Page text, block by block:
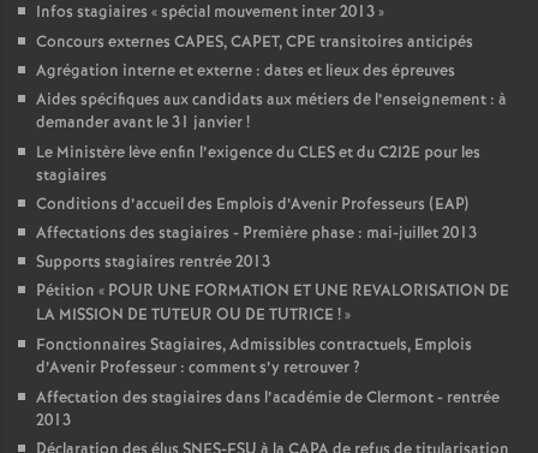
Infos stagiaires «spécial mouvement inter 2013»
Concours externes CAPES, CAPET, CPE transitoires anticipés
Agrégation interne et externe : dates et lieux des épreuves
Aides spécifiques aux candidats aux métiers de l’enseignement : à
demander avant le 31 janvier!
Le Ministère lève enfin l’exigence du CLES et du C2I2E pour les
stagiaires
Conditions d’accueil des Emplois d’Avenir Professeurs (EAP)
Affectations des stagiaires - Première phase : mai-juillet 2013
Supports stagiaires rentrée 2013
Pétition « POUR UNE FORMATION ET UNE REVALORISATION DE
LA MISSION DE TUTEUR OU DE TUTRICE !»
Fonctionnaires Stagiaires, Admissibles contractuels, Emplois
d’Avenir Professeur : comment s’y retrouver?
Affectation des stagiaires dans l’académie de Clermont - rentrée
2013